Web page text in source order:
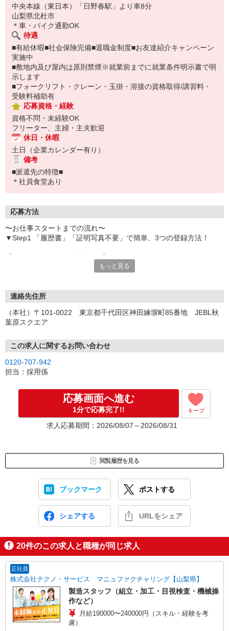
中央本線（東日本）「日野春駅」より車8分
山梨県北杜市
＊車・バイク通勤OK
待遇
■有給休暇■社会保険完備■退職金制度■お友達紹介キャンペーン
実施中
■敷地内及び屋内は原則禁煙※就業前までに就業条件明示書で明
示します
■フォークリフト・クレーン・玉掛・溶接の資格取得/講習料・
受験料補助有
応募資格・経験
資格不問・未経験OK
フリーター、主婦・主夫歓迎
休日・休暇
土日（企業カレンダー有り）
備考
■派遣先の特徴■
＊社員食堂あり
応募方法
〜お仕事スタートまでの流れ〜
▼Step1 「履歴書」「証明写真不要」で簡単、3つの登録方法！
いつでも好きな時間に登録OK
受付時間/平日9:00〜19:00
【来場登録（目安1時間30分）】
▼Step2 全国にあるお仕事の中から、あなたにピッタリのお仕事を
ご案内
▼Step3 就業前に職場見学で気になる事はしっかりチェック！
応募⇒最短で2日後からの勤務も可能です！
もっと見る
連絡先住所
（本社）〒101-0022 東京都千代田区神田練塀町85番地 JEBL秋
葉原スクエア
この求人に関するお問い合わせ
0120-707-942
担当：採用係
応募画面へ進む
1分で応募完了!! キープ
求人応募期間：2026/08/07～2026/08/31
閲覧履歴を見る
ブックマーク ポストする
シェアする URLをシェア
20件のこの求人と職種が同じ求人
正社員
株式会社テクノ・サービス マニュファクチャリング【山梨県】
製造スタッフ（組立・加工・目視検査・機械操
作など）
月給190000〜240000円（スキル・経験を考
慮）